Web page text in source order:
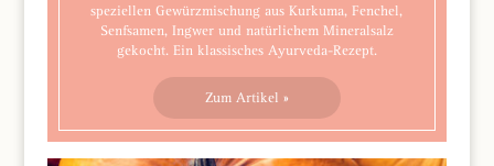
speziellen Gewürzmischung aus Kurkuma, Fenchel,
Senfsamen, Ingwer und natürlichem Mineralsalz
gekocht. Ein klassisches Ayurveda-Rezept.
Zum Artikel »